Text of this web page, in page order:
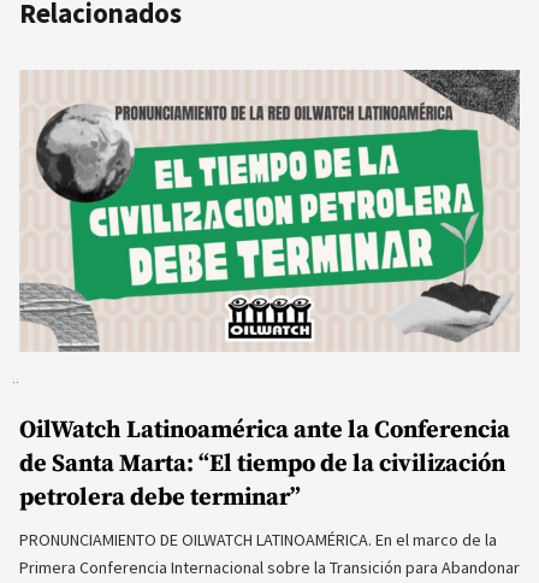
Relacionados
OilWatch Latinoamérica ante la Conferencia
de Santa Marta: “El tiempo de la civilización
petrolera debe terminar”
PRONUNCIAMIENTO DE OILWATCH LATINOAMÉRICA. En el marco de la
Primera Conferencia Internacional sobre la Transición para Abandonar